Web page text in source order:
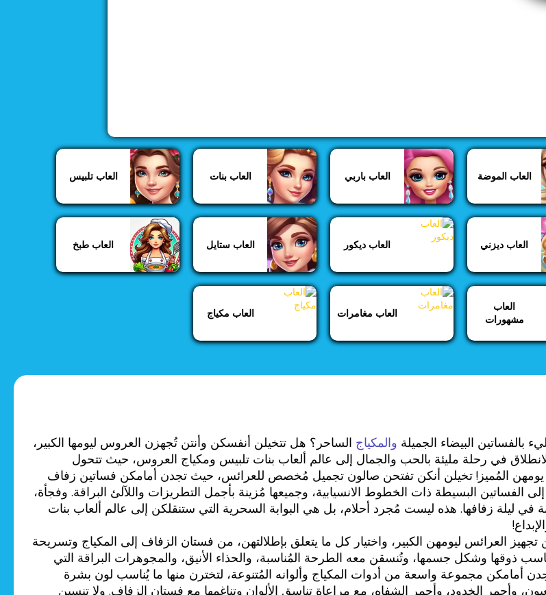
العاب الموضة العاب باربي العاب بنات العاب تلبيس
العاب ديزني العاب ديكور العاب ستايل العاب طبخ
العاب
مشهورات
العاب مغامرات العاب مكياج
البيضاء الجميلة والمكياج الساحر؟ هل تتخيلن أنفسكن وأنتن تُجهزن العروس ليومها الكبير،
في رحلة مليئة بالحب والجمال إلى عالم ألعاب بنات تلبيس ومكياج العروس، حيث تتحول
المُميز! تخيلن أنكن تفتحن صالون تجميل مُخصص للعرائس، حيث تجدن أمامكن فساتين زفاف
الفساتين البسيطة ذات الخطوط الانسيابية، وجميعها مُزينة بأجمل التطريزات واللآلئ البراقة. وفجأة،
ليلة زفافها. هذه ليست مُجرد أحلام، بل هي البوابة السحرية التي ستنقلكن إلى عالم ألعاب بنات
العرائس ليومهن الكبير، واختيار كل ما يتعلق بإطلالتهن، من فستان الزفاف إلى المكياج وتسريحة
ذوقها وشكل جسمها، وتُنسقن معه الطرحة المُناسبة، والحذاء الأنيق، والمجوهرات البراقة التي
أمامكن مجموعة واسعة من أدوات المكياج وألوانه المُتنوعة، لتخترن منها ما يُناسب لون بشرة
وأحمر الخدود، وأحمر الشفاه، مع مراعاة تناسق الألوان وتناغمها مع فستان الزفاف. ولا تنسين